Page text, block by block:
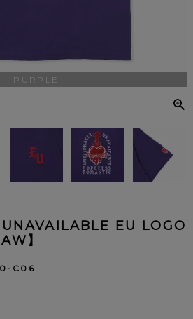
PURPLE
EU LOGO
】
C06